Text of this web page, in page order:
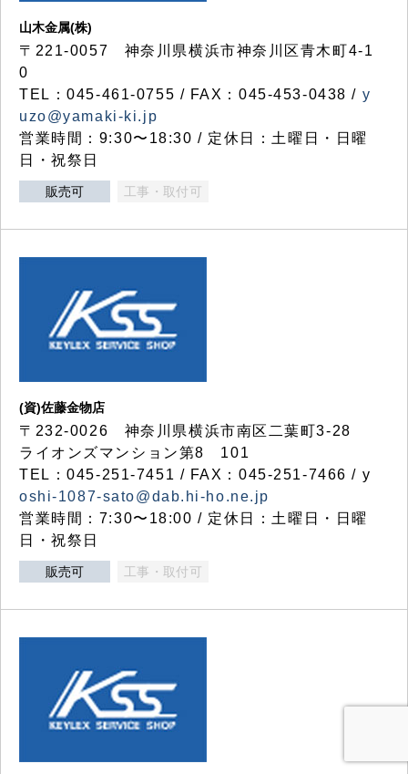
山木金属(株)
〒221-0057 神奈川県横浜市神奈川区青木町4-1
0
TEL：045-461-0755 / FAX：045-453-0438 / y
uzo@yamaki-ki.jp
営業時間：9:30〜18:30 / 定休日：土曜日・日曜
日・祝祭日
販売可 工事・取付可
(資)佐藤金物店
〒232-0026 神奈川県横浜市南区二葉町3-28
ライオンズマンション第8 101
TEL：045-251-7451 / FAX：045-251-7466 / y
oshi-1087-sato@dab.hi-ho.ne.jp
営業時間：7:30〜18:00 / 定休日：土曜日・日曜
日・祝祭日
販売可 工事・取付可